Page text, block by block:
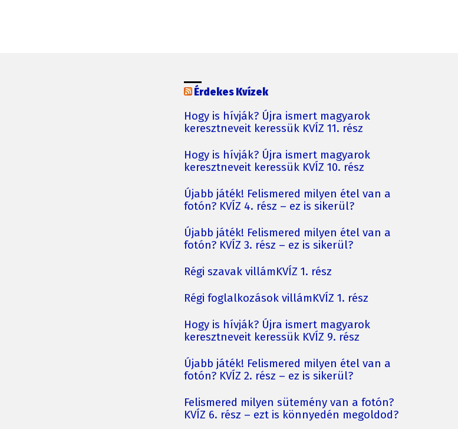
Érdekes Kvízek
Hogy is hívják? Újra ismert magyarok
keresztneveit keressük KVÍZ 11. rész
Hogy is hívják? Újra ismert magyarok
keresztneveit keressük KVÍZ 10. rész
Újabb játék! Felismered milyen étel van a
fotón? KVÍZ 4. rész – ez is sikerül?
Újabb játék! Felismered milyen étel van a
fotón? KVÍZ 3. rész – ez is sikerül?
Régi szavak villámKVÍZ 1. rész
Régi foglalkozások villámKVÍZ 1. rész
Hogy is hívják? Újra ismert magyarok
keresztneveit keressük KVÍZ 9. rész
Újabb játék! Felismered milyen étel van a
fotón? KVÍZ 2. rész – ez is sikerül?
Felismered milyen sütemény van a fotón?
KVÍZ 6. rész – ezt is könnyedén megoldod?